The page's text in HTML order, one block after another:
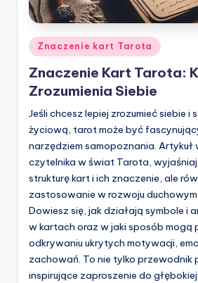
Posted
in
Znaczenie kart Tarota
Znaczenie Kart Tarota:
Zrozumienia Siebie
Jeśli chcesz lepiej zrozumieć siebie i
życiową, tarot może być
narzędziem samopoznania.
czytelnika w świat Tarota,
strukturę kart i ich znaczenie, ale
zastosowanie w rozwoju duchowym
Dowiesz się, jak działają symbole i
w kartach oraz w jaki sposób mogą
odkrywaniu ukrytych motywacji,
zachowań. To nie tylko przewodnik
inspirujące zaproszenie do